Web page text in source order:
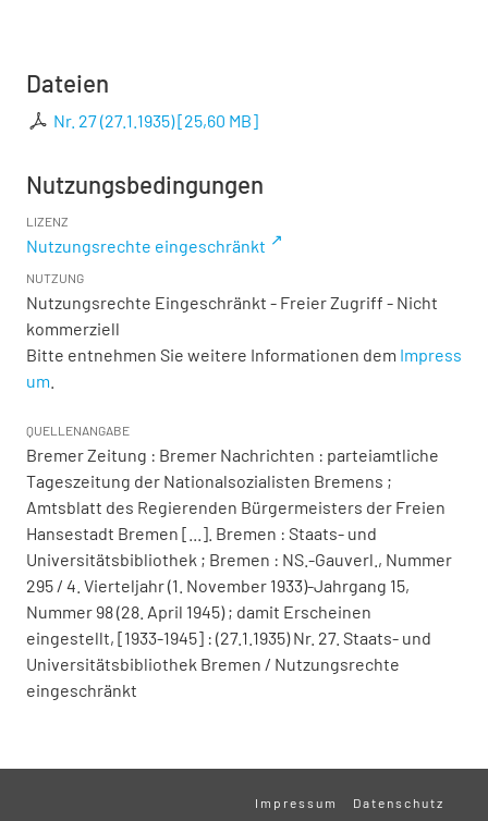
Dateien
Nr. 27 (27.1.1935)[25,60 MB]
Nutzungsbedingungen
LIZENZ
Nutzungsrechte eingeschränkt
NUTZUNG
Nutzungsrechte Eingeschränkt - Freier Zugriff - Nicht
kommerziell
Bitte entnehmen Sie weitere Informationen dem Impress
um
QUELLENANGABE
Bremer Zeitung : Bremer Nachrichten : parteiamtliche
Tageszeitung der Nationalsozialisten Bremens ;
Amtsblatt des Regierenden Bürgermeisters der Freien
Hansestadt Bremen [...]. Bremen : Staats- und
Universitätsbibliothek ; Bremen : NS.-Gauverl., Nummer
295 / 4. Vierteljahr (1. November 1933)-Jahrgang 15,
Nummer 98 (28. April 1945) ; damit Erscheinen
eingestellt, [1933-1945] : (27.1.1935) Nr. 27. Staats- und
Universitätsbibliothek Bremen / Nutzungsrechte
eingeschränkt
Impressum Datenschutz